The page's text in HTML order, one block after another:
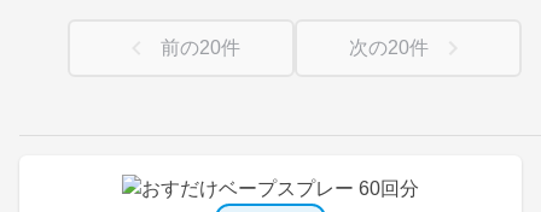
前の20件 次の20件